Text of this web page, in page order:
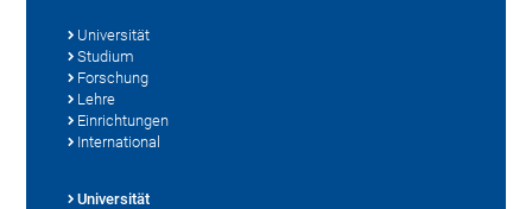
Universität
Studium
Forschung
Lehre
Einrichtungen
International
Universität